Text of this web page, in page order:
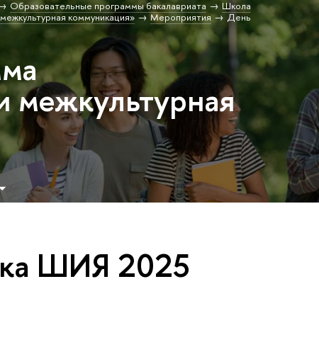
Образовательные программы бакалавриата
Школа
коммуникация» Мероприятия
День
межкультурная
ШИЯ 2025